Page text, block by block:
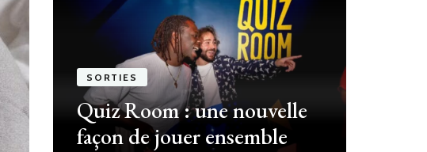
SORTIES
Quiz Room : une nouvelle
façon de jouer ensemble